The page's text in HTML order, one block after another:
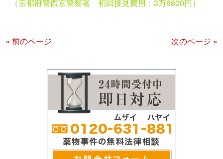
（京都府警西京警察署 初回接見費用：3万6800円）
« 前のページ 次のページ »